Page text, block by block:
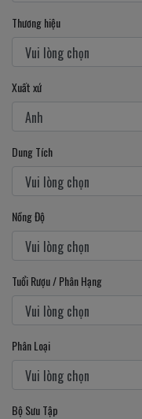
Thương hiệu
Xuất xứ
Dung Tích
Nồng Độ
Tuổi Rượu / Phân Hạng
Phân Loại
Bộ Sưu Tập